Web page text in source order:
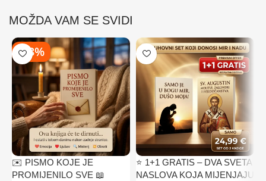
MOŽDA VAM SE SVIDI
-43%
✉️ PISMO KOJE JE
PROMIJENILO SVE 📖
⭐ 1+1 GRATIS – DVA SVETA
NASLOVA KOJA MIJENJAJU